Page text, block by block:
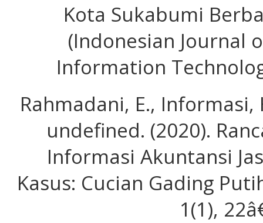
Kota Sukabumi
(Indonesian Journal
Information
Rahmadani, E., Informasi,
undefined. (2020).
Informasi Akuntansi
Kasus: Cucian Gading
1(1),